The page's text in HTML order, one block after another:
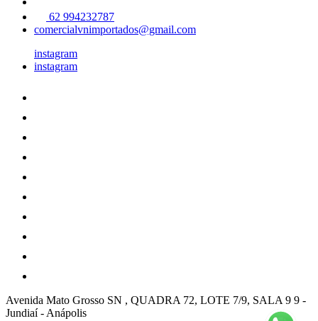
62 994232787
comercialvnimportados@gmail.com
instagram
instagram
Avenida Mato Grosso SN , QUADRA 72, LOTE 7/9, SALA 9 9 -
Jundiaí - Anápolis